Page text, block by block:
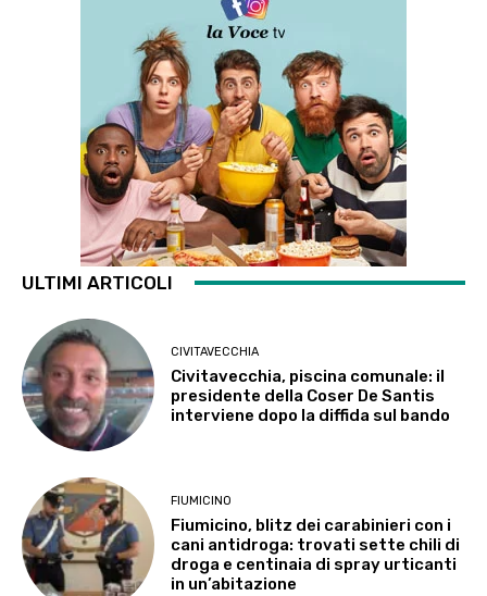
ULTIMI ARTICOLI
CIVITAVECCHIA
Civitavecchia, piscina comunale: il
presidente della Coser De Santis
interviene dopo la diffida sul bando
FIUMICINO
Fiumicino, blitz dei carabinieri con i
cani antidroga: trovati sette chili di
droga e centinaia di spray urticanti
in un’abitazione